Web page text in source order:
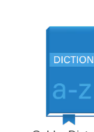
содержимому